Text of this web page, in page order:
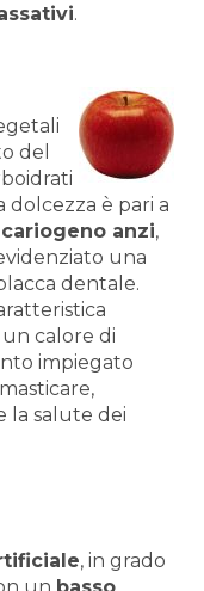
.
del
dolcezza è pari a
anzi,
una
dentale.
un calore di
impiegato
la salute dei
, in grado